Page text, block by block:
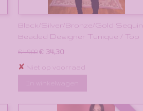
Black/Silver/Bronze/Gold Sequin
Beaded Designer Tunique / Top
€ 49,00 € 34,30
✘ Niet op voorraad